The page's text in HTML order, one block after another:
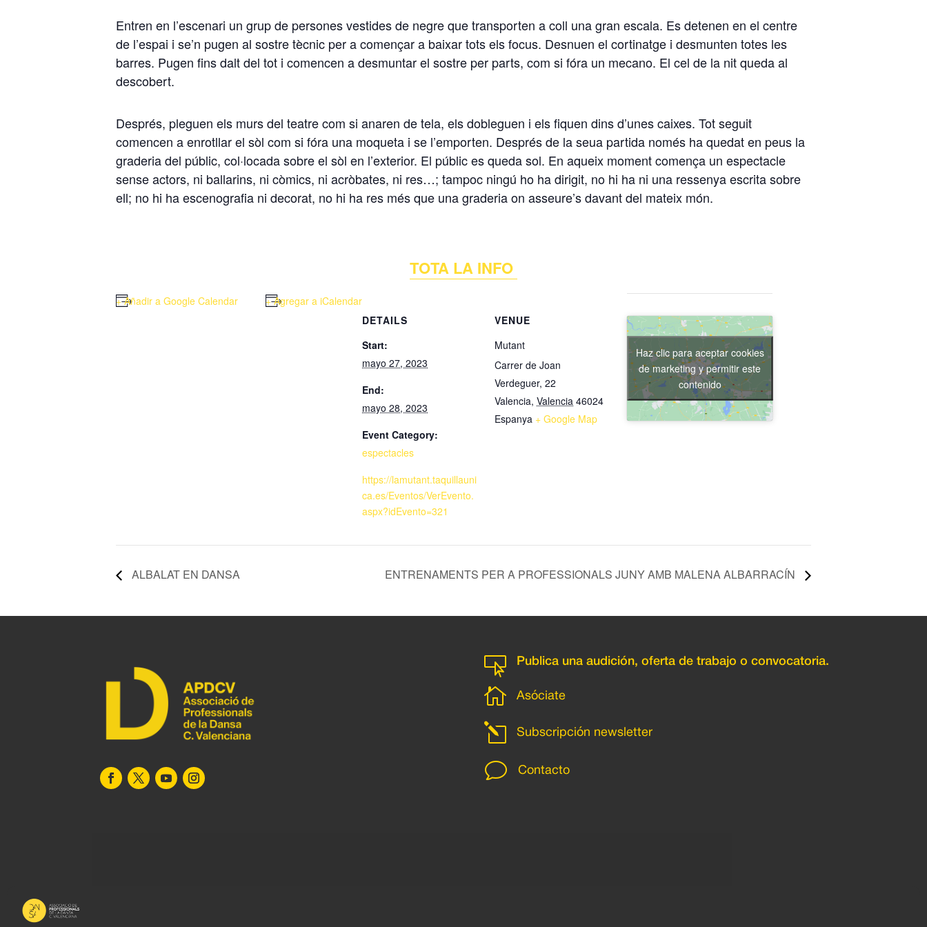
Entren en l’escenari un grup de persones vestides de negre que transporten a coll una gran escala. Es detenen en el centre
de l’espai i se’n pugen al sostre tècnic per a començar a baixar tots els focus. Desnuen el cortinatge i desmunten totes les
barres. Pugen fins dalt del tot i comencen a desmuntar el sostre per parts, com si fóra un mecano. El cel de la nit queda al
descobert.
Després, pleguen els murs del teatre com si anaren de tela, els dobleguen i els fiquen dins d’unes caixes. Tot seguit
comencen a enrotllar el sòl com si fóra una moqueta i se l’emporten. Després de la seua partida només ha quedat en peus la
graderia del públic, col·locada sobre el sòl en l’exterior. El públic es queda sol. En aqueix moment comença un espectacle
sense actors, ni ballarins, ni còmics, ni acròbates, ni res…; tampoc ningú ho ha dirigit, no hi ha ni una ressenya escrita sobre
ell; no hi ha escenografia ni decorat, no hi ha res més que una graderia on asseure’s davant del mateix món.
TOTA LA INFO
+ Añadir a Google Calendar
+ Agregar a iCalendar
DETAILS
Start:
mayo 27, 2023
End:
mayo 28, 2023
Event Category:
espectacles
https://lamutant.taquillauni
ca.es/Eventos/VerEvento.
aspx?idEvento=321
VENUE
Mutant
Carrer de Joan
Verdeguer, 22
Valencia, Valencia 46024
Espanya + Google Map
Haz clic para aceptar cookies
de marketing y permitir este
contenido
ALBALAT EN DANSA ENTRENAMENTS PER A PROFESSIONALS JUNY AMB MALENA ALBARRACÍN
 Publica una audición, oferta de trabajo o convocatoria.
 Asóciate
l Subscripción newsletter
v Contacto